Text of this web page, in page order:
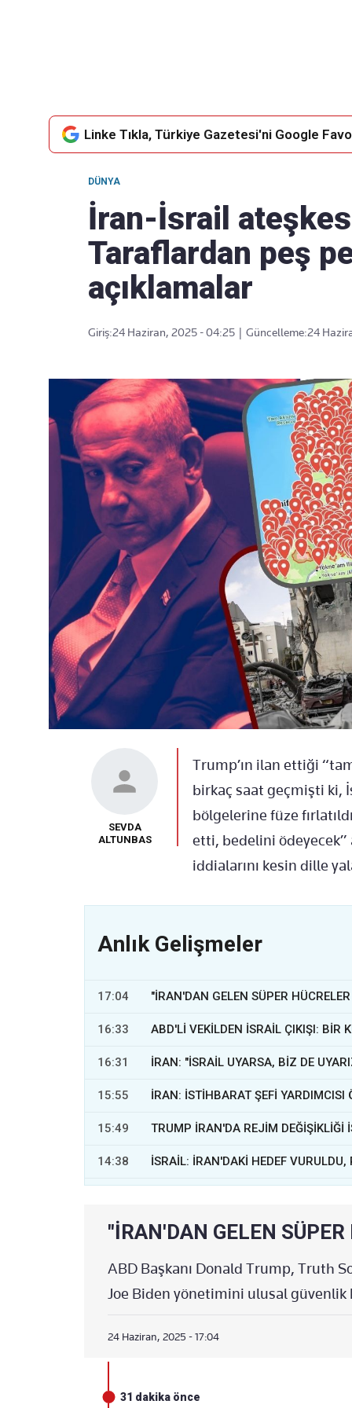
Linke Tıkla, Türkiye Gazetesi'ni Google
DÜNYA
İran-İsrail
Taraflardan peş
açıklamalar
Giriş:24 Haziran, 2025 - 04:25 Güncelleme:24
Iran-Israil ateskesi sona mi erdi? Taraflardan pes pese kafa
SEVDA
ALTUNBAS
Trump’ın ilan ettiği
birkaç saat geçmişti ki,
bölgelerine füze
etti, bedelini ödeyecek”
iddialarını kesin dille
Anlık Gelişmeler
17:04 "İRAN'DAN GELEN SÜPER
16:33 ABD'Lİ VEKİLDEN İSRAİL ÇIKIŞI: BİR
16:31 İRAN: "İSRAİL UYARSA, BİZ DE
15:55 İRAN: İSTİHBARAT ŞEFİ YARDIMCISI
15:49 TRUMP İRAN'DA REJİM DEĞİŞİKLİĞİ
14:38 İSRAİL: İRAN'DAKİ HEDEF
14:24 TRUMP NETANYAHU'YU ARADI
14:05 TRUMP İSRAİL'İ UYARDI
13:30 İSRAİL: ABD, İRAN'A YÖNELİK
12:08
12:01 İRAN: BÖLGE ÜLKELERİYLE ARAMIZI
"İRAN'DAN GELEN
ABD Başkanı Donald Trump, Truth
Joe Biden yönetimini ulusal güvenlik
24 Haziran, 2025 - 17:04
31 dakika önce